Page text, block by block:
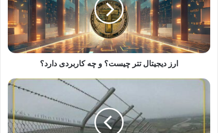
ارز دیجیتال تتر چیست؟ و چه کاربردی دارد؟